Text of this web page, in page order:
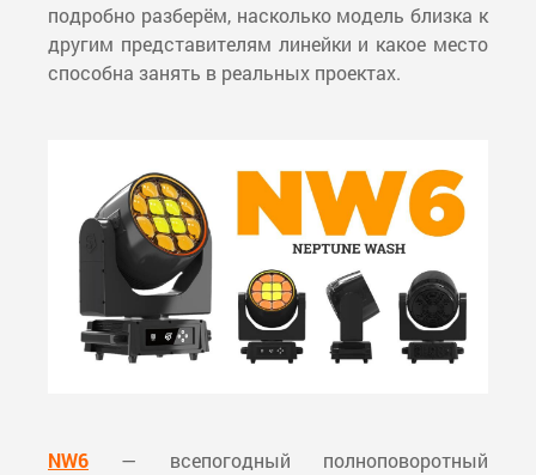
подробно разберём, насколько модель близка к
другим представителям линейки и какое место
способна занять в реальных проектах.
NW6 — всепогодный полноповоротный